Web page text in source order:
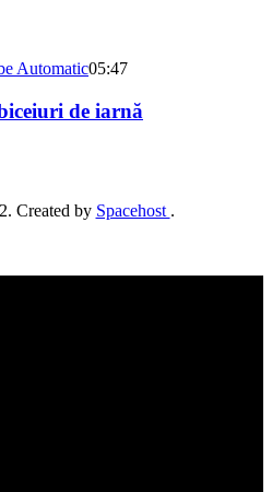
05:47
de iarnă
Created by Spacehost .